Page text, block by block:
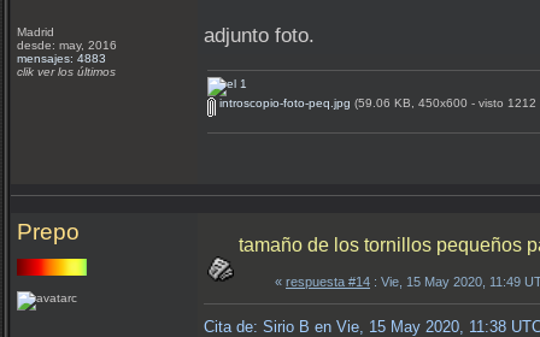
Madrid
desde: may, 2016
mensajes: 4883
clik ver los últimos
adjunto foto.
introscopio-foto-peq.jpg (59.06 KB, 450x600 - visto 1212
Prepo
tamaño de los tornillos pequeños
« respuesta #14 : Vie, 15 May 2020, 11:49
Cita de: Sirio B en Vie, 15 May 2020, 11:38